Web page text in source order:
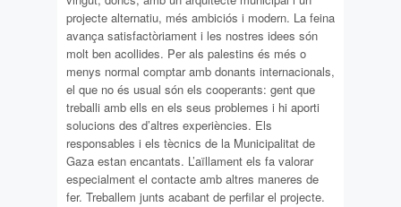
projecte alternatiu, més ambiciós i modern. La feina
avança satisfactòriament i les nostres idees són
molt ben acollides. Per als palestins és més o
menys normal comptar amb donants internacionals,
el que no és usual són els cooperants: gent que
treballi amb ells en els seus problemes i hi aporti
solucions des d’altres experiències. Els
responsables i els tècnics de la Municipalitat de
Gaza estan encantats. L’aïllament els fa valorar
especialment el contacte amb altres maneres de
fer. Treballem junts acabant de perfilar el projecte.